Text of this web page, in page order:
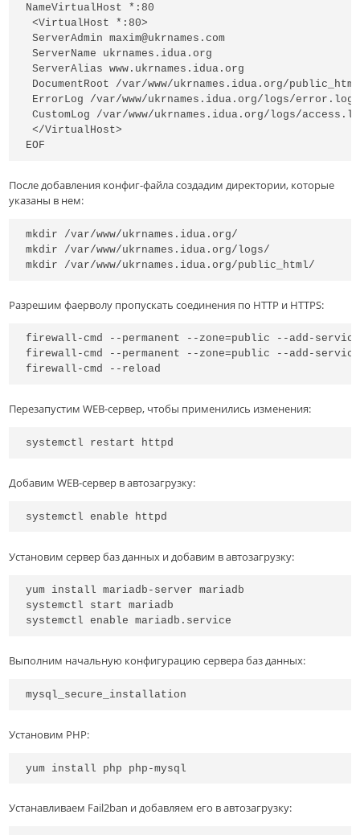
NameVirtualHost *:80
<VirtualHost *:80>
ServerAdmin maxim@ukrnames.com
ServerName ukrnames.idua.org
ServerAlias www.ukrnames.idua.org
DocumentRoot /var/www/ukrnames.idua.org/
ErrorLog /var/www/ukrnames.idua.org/logs/error.log
CustomLog /var/www/ukrnames.idua.org/logs/
</VirtualHost>
EOF
После добавления конфиг-файла создадим директории, которые
указаны в нем:
mkdir /var/www/ukrnames.idua.org/
mkdir /var/www/ukrnames.idua.org/logs/
mkdir /var/www/ukrnames.idua.org/public_html/
Разрешим фаерволу пропускать соединения по HTTP и HTTPS:
firewall-cmd --permanent --zone=public --add-
firewall-cmd --permanent --zone=public --add-
firewall-cmd --reload
Перезапустим WEB-сервер, чтобы применились изменения:
systemctl restart httpd
Добавим WEB-сервер в автозагрузку:
systemctl enable httpd
Установим сервер баз данных и добавим в автозагрузку:
yum install mariadb-server mariadb
systemctl start mariadb
systemctl enable mariadb.service
Выполним начальную конфигурацию сервера баз данных:
mysql_secure_installation
Установим PHP:
yum install php php-mysql
Устанавливаем Fail2ban и добавляем его в автозагрузку: